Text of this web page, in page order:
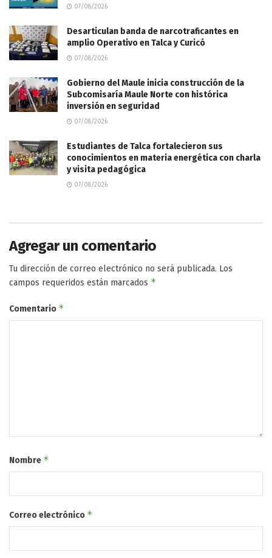
07/08/2026
Desarticulan banda de narcotraficantes en
amplio Operativo en Talca y Curicó
07/08/2026
Gobierno del Maule inicia construcción de la
Subcomisaría Maule Norte con histórica
inversión en seguridad
07/08/2026
Estudiantes de Talca fortalecieron sus
conocimientos en materia energética con charla
y visita pedagógica
07/08/2026
Agregar un comentario
Tu dirección de correo electrónico no será publicada. Los
campos requeridos están marcados *
Comentario *
Nombre *
Correo electrónico *